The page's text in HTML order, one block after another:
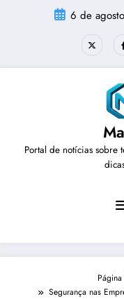
6 de
Portal de notícias sobre
Segurança nas